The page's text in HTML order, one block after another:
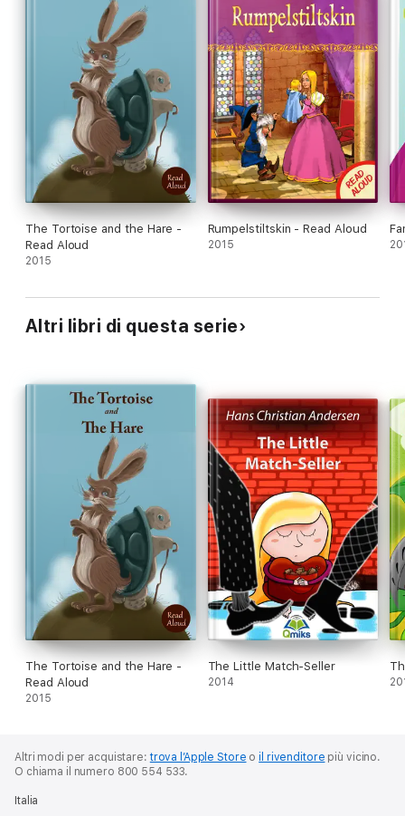
The Tortoise and the Hare -
Read Aloud
2015
Rumpelstiltskin - Read Aloud
2015
Altri libri di questa serie
The Tortoise and the Hare -
Read Aloud
2015
The Little Match-Seller
2014
Altri modi per acquistare:trova l’Apple Store oil rivenditore più vicino.
O chiama il numero 800 554 533.
Italia